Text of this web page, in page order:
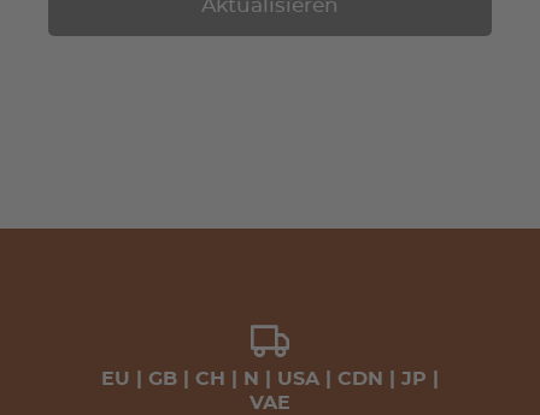
EU | GB | CH | N | USA | CDN | JP |
VAE